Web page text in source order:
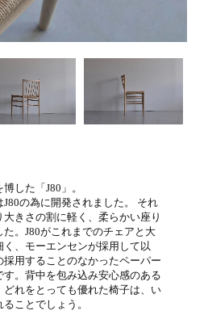
した「J80」。
の為に開発されました。 それ
きさの割に軽く、柔らかい座り
。J80がこれまでのチェアと大
、モーエンセンが採用して以
用することのなかったペーパー
。背中を包み込み安心感のある
れをとっても優れた椅子は、い
ことでしょう。